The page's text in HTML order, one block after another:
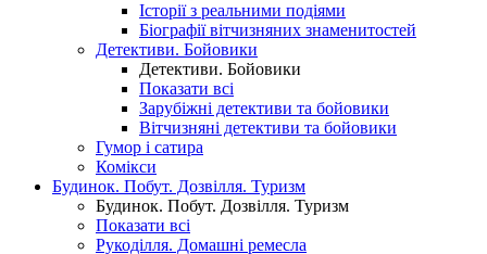
Історії з реальними подіями
Біографії вітчизняних знаменитостей
Детективи. Бойовики
Детективи. Бойовики
Показати всі
Зарубіжні детективи та бойовики
Вітчизняні детективи та бойовики
Гумор і сатира
Комікси
Будинок. Побут. Дозвілля. Туризм
Будинок. Побут. Дозвілля. Туризм
Показати всі
Рукоділля. Домашні ремесла